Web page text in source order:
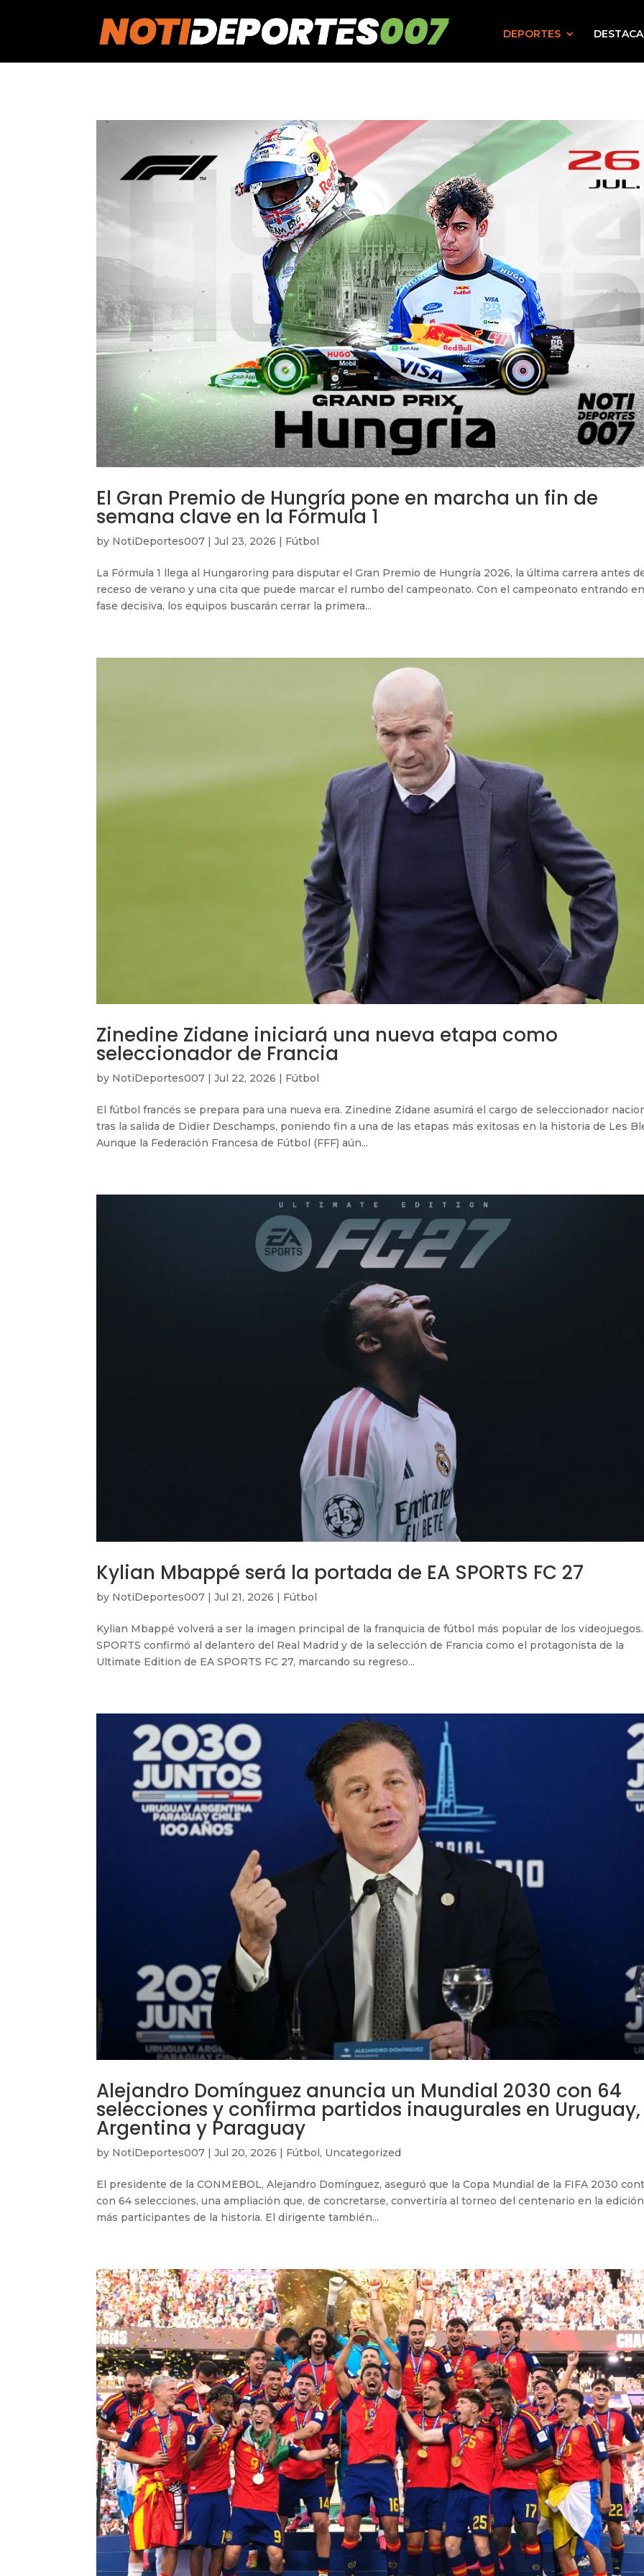
DEPORTES
El Gran Premio de Hungría pone en marcha un fin de
semana clave en la Fórmula 1
by NotiDeportes007 |Jul 23, 2026 | Fútbol
La Fórmula 1 llega al Hungaroring para disputar el Gran Premio de Hungría 2026, la última carrera antes
receso de verano y una cita que puede marcar el rumbo del campeonato. Con el campeonato entrando
fase decisiva, los equipos buscarán cerrar la primera...
Zinedine Zidane iniciará una nueva etapa como
seleccionador de Francia
by NotiDeportes007 |Jul 22, 2026 | Fútbol
El fútbol francés se prepara para una nueva era. Zinedine Zidane asumirá el cargo de seleccionador
tras la salida de Didier Deschamps, poniendo fin a una de las etapas más exitosas en la historia de Les
Aunque la Federación Francesa de Fútbol (FFF) aún...
Kylian Mbappé será la portada de EA SPORTS FC 27
by NotiDeportes007 |Jul 21, 2026 | Fútbol
Kylian Mbappé volverá a ser la imagen principal de la franquicia de fútbol más popular de los
SPORTS confirmó al delantero del Real Madrid y de la selección de Francia como el protagonista de la
Ultimate Edition de EA SPORTS FC 27, marcando su regreso...
Alejandro Domínguez anuncia un Mundial 2030 con 64
selecciones y confirma partidos inaugurales en Uruguay,
Argentina y Paraguay
by NotiDeportes007 |Jul 20, 2026 Fútbol , Uncategorized
El presidente de la CONMEBOL, Alejandro Domínguez, aseguró que la Copa Mundial de la FIFA 2030
con 64 selecciones, una ampliación que, de concretarse, convertiría al torneo del centenario en la
más participantes de la historia. El dirigente también...